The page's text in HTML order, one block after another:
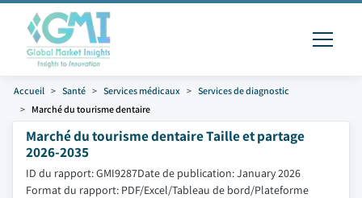
Accueil Santé Services médicaux
Services de diagnostic
Marché du tourisme dentaire
Marché du tourisme dentaire Taille et partage
2026-2035
ID du rapport: GMI9287Date de publication: January 2026
Format du rapport: PDF/Excel/Tableau de bord/Plateforme